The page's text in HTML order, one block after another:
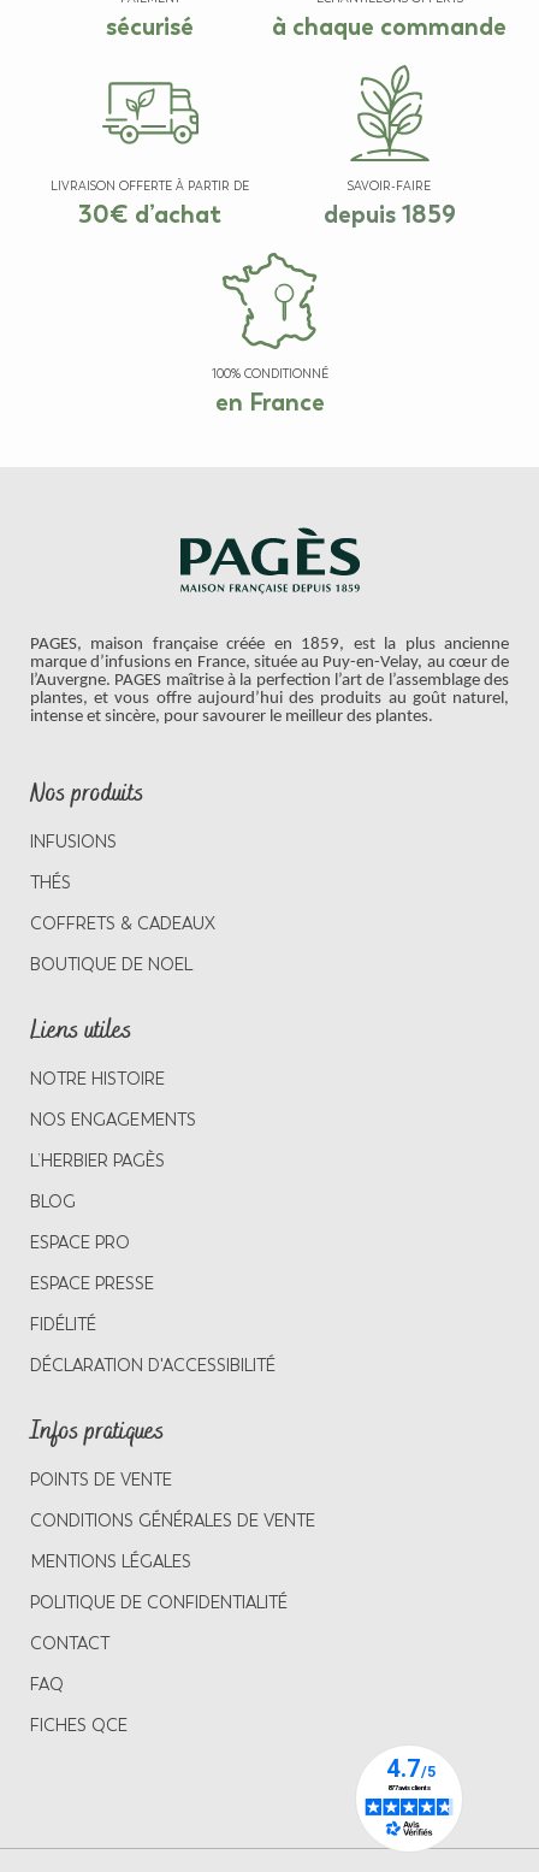
sécurisé à chaque commande
LIVRAISON OFFERTE À PARTIR DE
30€ d’achat
SAVOIR-FAIRE
depuis 1859
100% CONDITIONNÉ
en France
PAGES, maison française créée en 1859, est la plus ancienne
marque d’infusions en France, située au Puy-en-Velay, au cœur de
l’Auvergne. PAGES maîtrise à la perfection l’art de l’assemblage des
plantes, et vous offre aujourd’hui des produits au goût naturel,
intense et sincère, pour savourer le meilleur des plantes.
Nos produits
INFUSIONS
THÉS
COFFRETS & CADEAUX
BOUTIQUE DE NOEL
Liens utiles
NOTRE HISTOIRE
NOS ENGAGEMENTS
L’HERBIER PAGÈS
BLOG
ESPACE PRO
ESPACE PRESSE
FIDÉLITÉ
DÉCLARATION D'ACCESSIBILITÉ
Infos pratiques
POINTS DE VENTE
CONDITIONS GÉNÉRALES DE VENTE
MENTIONS LÉGALES
POLITIQUE DE CONFIDENTIALITÉ
CONTACT
FAQ
FICHES QCE